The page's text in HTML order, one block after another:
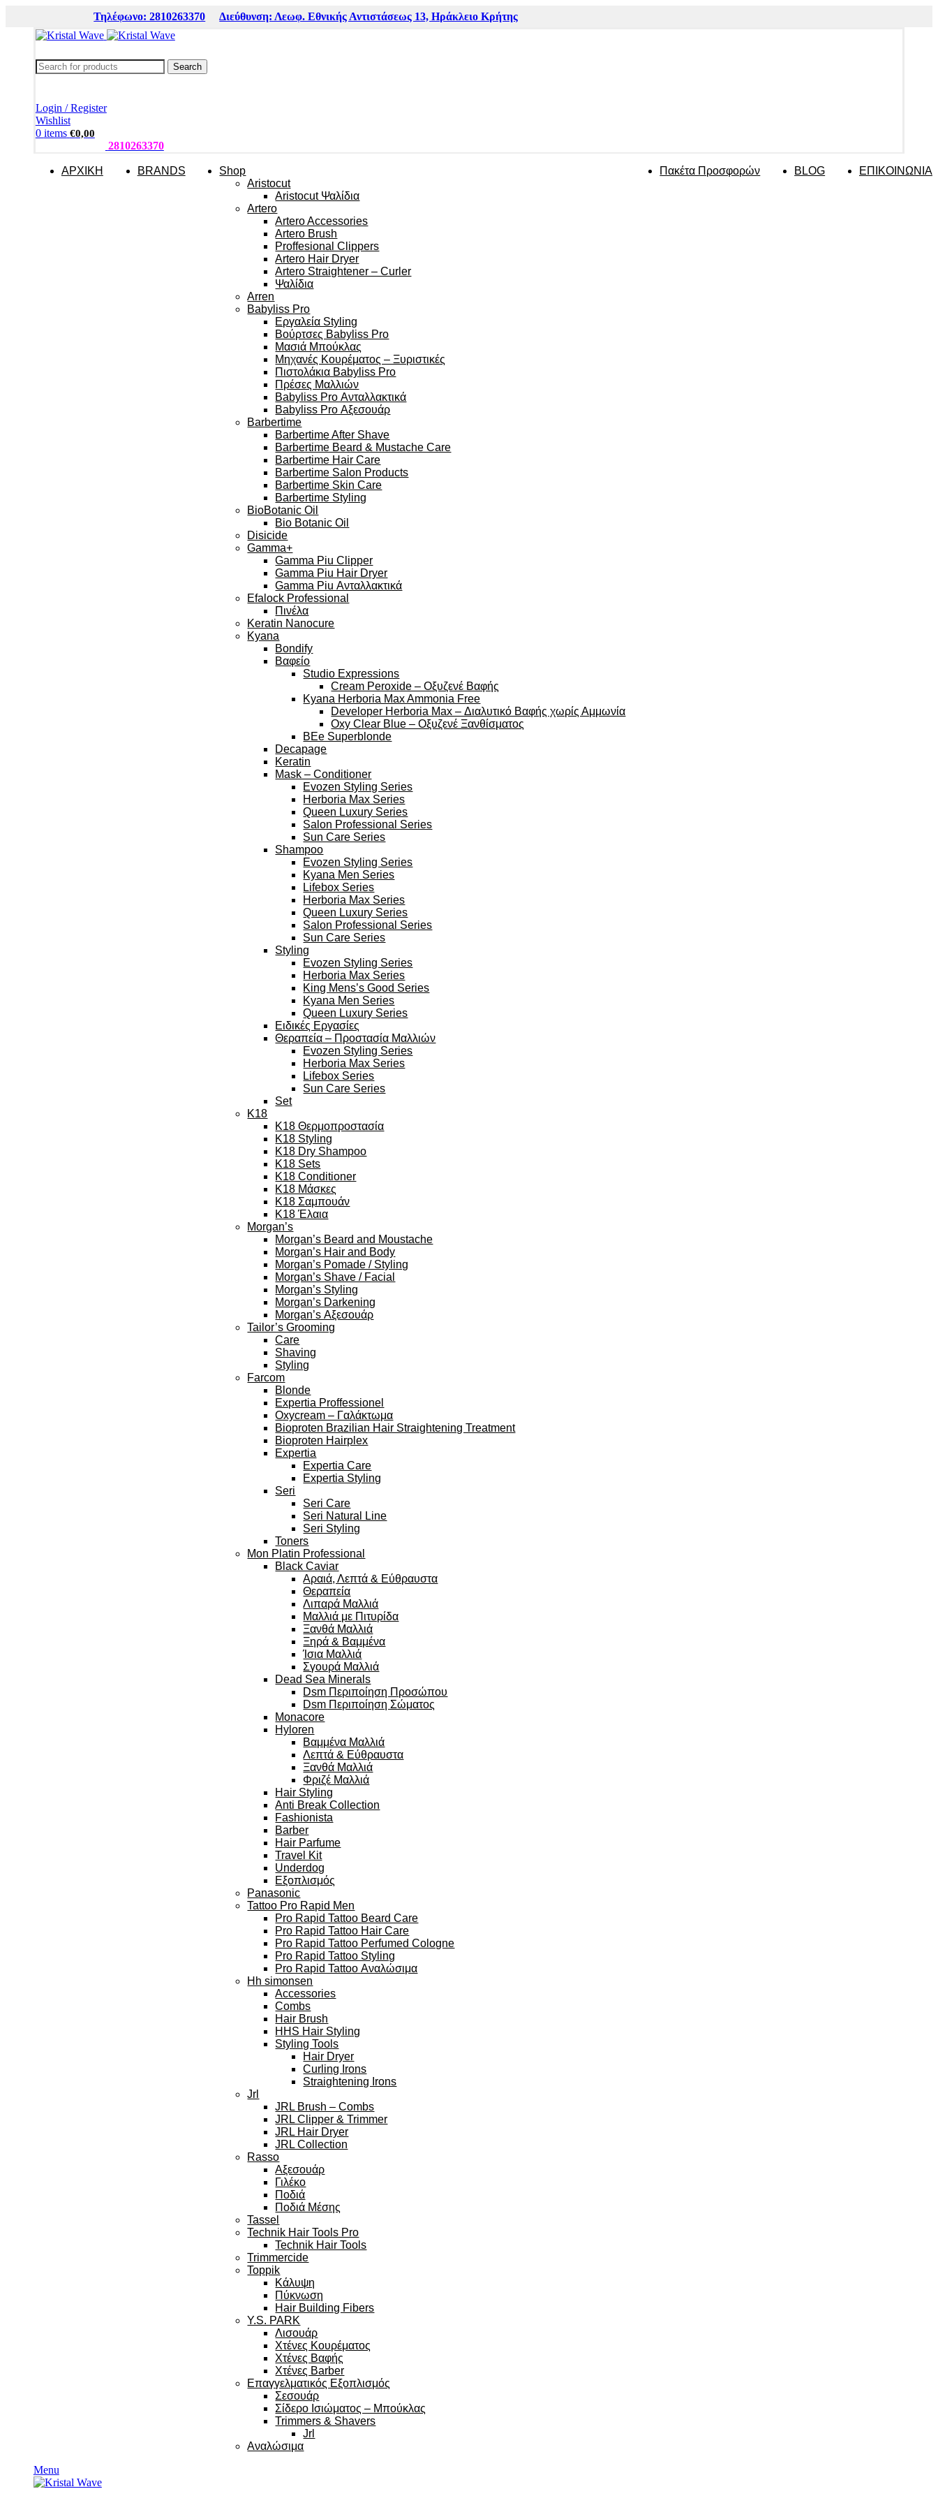
Τηλέφωνο: 2810263370 Διεύθυνση: Λεωφ. Εθνικής Αντιστάσεως 13, Ηράκλειο Κρήτης
Search
Login / Register
Wishlist
0 items €0,00
2810263370
ΑΡΧΙΚΗ BRANDS
Shop
Aristocut
Aristocut Ψαλίδια
Artero
Artero Accessories
Artero Brush
Proffesional Clippers
Artero Hair Dryer
Artero Straightener – Curler
Ψαλίδια
Arren
Babyliss Pro
Εργαλεία Styling
Βούρτσες Babyliss Pro
Μασιά Μπούκλας
Μηχανές Κουρέματος – Ξυριστικές
Πιστολάκια Babyliss Pro
Πρέσες Μαλλιών
Babyliss Pro Ανταλλακτικά
Babyliss Pro Αξεσουάρ
Barbertime
Barbertime After Shave
Barbertime Beard & Mustache Care
Barbertime Hair Care
Barbertime Salon Products
Barbertime Skin Care
Barbertime Styling
BioBotanic Oil
Bio Botanic Oil
Disicide
Gamma+
Gamma Piu Clipper
Gamma Piu Hair Dryer
Gamma Piu Ανταλλακτικά
Efalock Professional
Πινέλα
Keratin Nanocure
Kyana
Bondify
Βαφείο
Studio Expressions
Cream Peroxide – Οξυζενέ Βαφής
Kyana Herboria Max Ammonia Free
Developer Herboria Max – Διαλυτικό Βαφής χωρίς Αμμωνία
Oxy Clear Blue – Οξυζενέ Ξανθίσματος
BEe Superblonde
Decapage
Keratin
Mask – Conditioner
Evozen Styling Series
Herboria Max Series
Queen Luxury Series
Salon Professional Series
Sun Care Series
Shampoo
Evozen Styling Series
Kyana Men Series
Lifebox Series
Herboria Max Series
Queen Luxury Series
Salon Professional Series
Sun Care Series
Styling
Evozen Styling Series
Herboria Max Series
King Mens’s Good Series
Kyana Men Series
Queen Luxury Series
Ειδικές Εργασίες
Θεραπεία – Προστασία Μαλλιών
Evozen Styling Series
Herboria Max Series
Lifebox Series
Sun Care Series
Set
K18
K18 Θερμοπροστασία
K18 Styling
K18 Dry Shampoo
K18 Sets
K18 Conditioner
K18 Μάσκες
K18 Σαμπουάν
K18 Έλαια
Morgan’s
Morgan’s Beard and Moustache
Morgan’s Hair and Body
Morgan’s Pomade / Styling
Morgan’s Shave / Facial
Morgan’s Styling
Morgan’s Darkening
Morgan’s Αξεσουάρ
Tailor’s Grooming
Care
Shaving
Styling
Farcom
Blonde
Expertia Proffessionel
Oxycream – Γαλάκτωμα
Bioproten Brazilian Hair Straightening Treatment
Bioproten Hairplex
Expertia
Expertia Care
Expertia Styling
Seri
Seri Care
Seri Natural Line
Seri Styling
Toners
Mon Platin Professional
Black Caviar
Αραιά, Λεπτά & Εύθραυστα
Θεραπεία
Λιπαρά Μαλλιά
Μαλλιά με Πιτυρίδα
Ξανθά Μαλλιά
Ξηρά & Βαμμένα
Ίσια Μαλλιά
Σγουρά Μαλλιά
Dead Sea Minerals
Dsm Περιποίηση Προσώπου
Dsm Περιποίηση Σώματος
Monacore
Hyloren
Βαμμένα Μαλλιά
Λεπτά & Εύθραυστα
Ξανθά Μαλλιά
Φριζέ Μαλλιά
Hair Styling
Anti Break Collection
Fashionista
Barber
Hair Parfume
Travel Kit
Underdog
Εξοπλισμός
Panasonic
Tattoo Pro Rapid Men
Pro Rapid Tattoo Beard Care
Pro Rapid Tattoo Hair Care
Pro Rapid Tattoo Perfumed Cologne
Pro Rapid Tattoo Styling
Pro Rapid Tattoo Αναλώσιμα
Hh simonsen
Accessories
Combs
Hair Brush
HHS Hair Styling
Styling Tools
Hair Dryer
Curling Irons
Straightening Irons
Jrl
JRL Brush – Combs
JRL Clipper & Trimmer
JRL Hair Dryer
JRL Collection
Rasso
Αξεσουάρ
Γιλέκο
Ποδιά
Ποδιά Μέσης
Tassel
Technik Hair Tools Pro
Technik Hair Tools
Trimmercide
Toppik
Κάλυψη
Πύκνωση
Hair Building Fibers
Y.S. PARK
Λισουάρ
Χτένες Κουρέματος
Χτένες Βαφής
Χτένες Barber
Επαγγελματικός Εξοπλισμός
Σεσουάρ
Σίδερο Ισιώματος – Μπούκλας
Trimmers & Shavers
Jrl
Αναλώσιμα
Πακέτα Προσφορών BLOG ΕΠΙΚΟΙΝΩΝΙΑ
Menu